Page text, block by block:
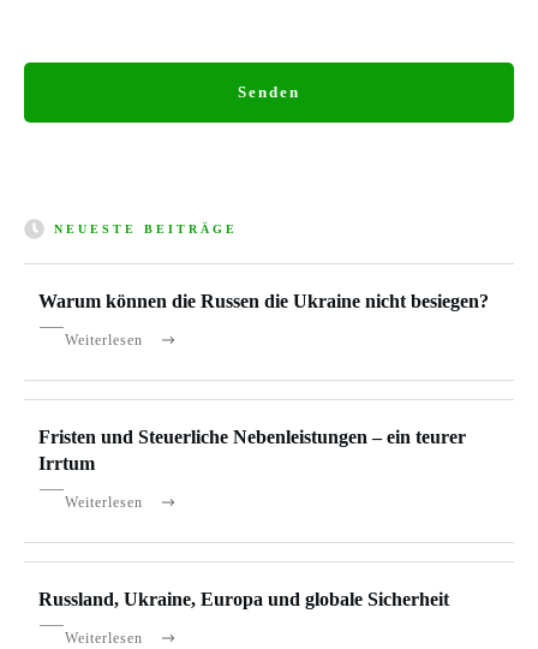
Senden
NEUESTE BEITRÄGE
Warum können die Russen die Ukraine nicht besiegen?
Weiterlesen
Fristen und Steuerliche Nebenleistungen – ein teurer
Irrtum
Weiterlesen
Russland, Ukraine, Europa und globale Sicherheit
Weiterlesen